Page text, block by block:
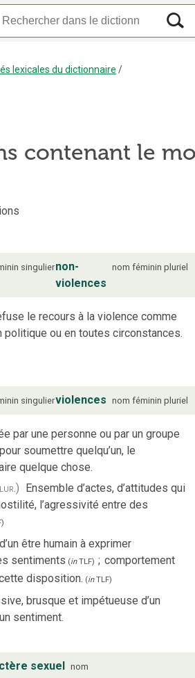
lexicales du dictionnaire /
contenant le
singuliernon-
violences
nom féminin pluriel
le recours à la violence comme
politique ou en toutes circonstances.
singulierviolences nom féminin pluriel
par une personne ou par un groupe
soumettre quelqu’un, le
quelque chose.
Ensemble d’actes, d’attitudes qui
l’agressivité entre des
)
être humain à exprimer
sentiments (inTLF) ; comportement
disposition. (inTLF)
brusque et impétueuse d’un
sentiment.
sexuel nom